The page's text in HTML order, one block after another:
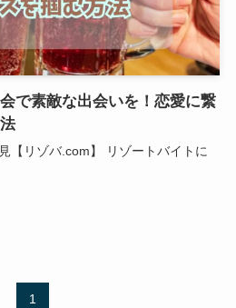
で素敵な出会いを！恋愛に繋
【リゾバ.com】 リゾートバイトに
1